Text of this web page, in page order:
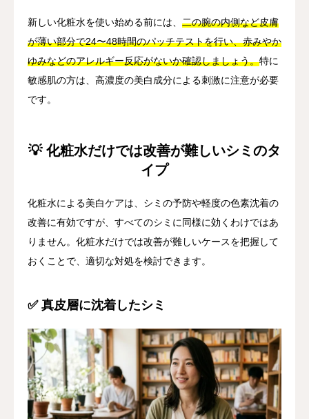
新しい化粧水を使い始める前には、 二の腕の内側など皮膚
が薄い部分で24〜48時間のパッチテストを行い、赤みやか
ゆみなどのアレルギー反応がないか確認しましょう。特に
敏感肌の方は、高濃度の美白成分による刺激に注意が必要
です。
💡 化粧水だけでは改善が難しいシミのタ
イプ
化粧水による美白ケアは、シミの予防や軽度の色素沈着の
改善に有効ですが、すべてのシミに同様に効くわけではあ
りません。化粧水だけでは改善が難しいケースを把握して
おくことで、適切な対処を検討できます。
✅ 真皮層に沈着したシミ